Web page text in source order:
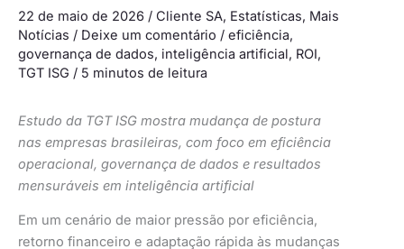
22 de maio de 2026 / Cliente SA, Estatísticas, Mais
Notícias / Deixe um comentário / eficiência,
governança de dados, inteligência artificial, ROI,
TGT ISG / 5 minutos de leitura
Estudo da TGT ISG mostra mudança de postura
nas empresas brasileiras, com foco em eficiência
operacional, governança de dados e resultados
mensuráveis em inteligência artificial
Em um cenário de maior pressão por eficiência,
retorno financeiro e adaptação rápida às mudanças